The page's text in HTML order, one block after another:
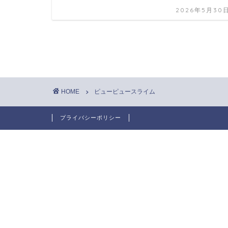
2026年5月30
HOME ピューピュースライム
プライバシーポリシー